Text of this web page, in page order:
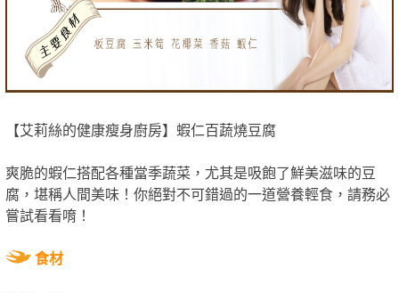
【艾莉絲的健康瘦身廚房】蝦仁百蔬燒豆腐
爽脆的蝦仁搭配各種當季蔬菜，尤其是吸飽了鮮美滋味的豆
腐，堪稱人間美味！你絕對不可錯過的一道營養輕食，請務必
嘗試看看唷！
食材